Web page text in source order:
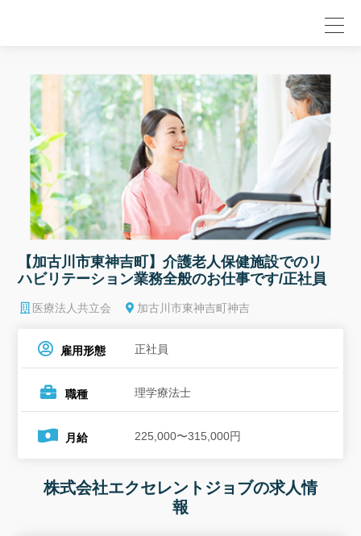
【加古川市東神吉町】介護老人保健施設でのリ
ハビリテーション業務全般のお仕事です/正社員
医療法人共立会 加古川市東神吉町神吉
雇用形態 正社員
職種 理学療法士
月給 225,000〜315,000円
株式会社エクセレントジョブの求人情
報